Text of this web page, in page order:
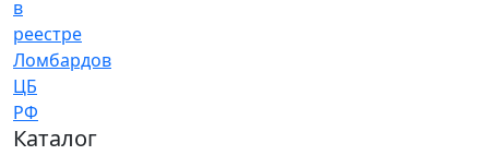
Каталог